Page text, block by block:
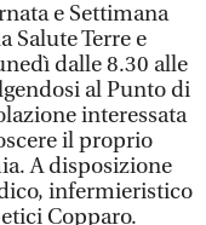
e Settimana
Salute Terre e
dalle 8.30 alle
al Punto di
interessata
il proprio
A disposizione
infermieristico
Copparo.